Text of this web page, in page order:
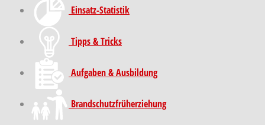
Einsatz-Statistik
Tipps & Tricks
Aufgaben & Ausbildung
Brand­schutz­früh­erziehung